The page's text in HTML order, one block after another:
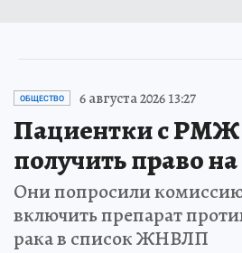
ОБЩЕСТВО 6 августа 2026 13:27
Пациентки с РМЖ
получить право
Они попросили
включить препарат
рака в список ЖНВЛП